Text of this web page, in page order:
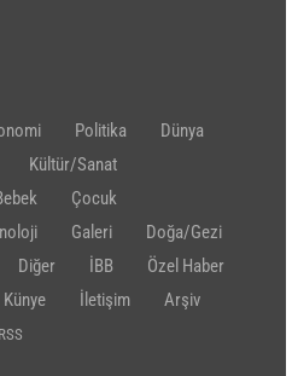
Politika
Dünya
Kültür/Sanat
Çocuk
Galeri
Doğa/Gezi
Diğer İBB
Özel Haber
Künye İletişim
Arşiv